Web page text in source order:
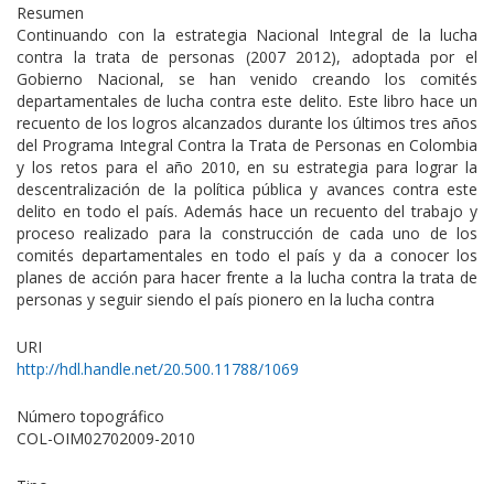
Resumen
Continuando con la estrategia Nacional Integral de la lucha
contra la trata de personas (2007 2012), adoptada por el
Gobierno Nacional, se han venido creando los comités
departamentales de lucha contra este delito. Este libro hace un
recuento de los logros alcanzados durante los últimos tres años
del Programa Integral Contra la Trata de Personas en Colombia
y los retos para el año 2010, en su estrategia para lograr la
descentralización de la política pública y avances contra este
delito en todo el país. Además hace un recuento del trabajo y
proceso realizado para la construcción de cada uno de los
comités departamentales en todo el país y da a conocer los
planes de acción para hacer frente a la lucha contra la trata de
personas y seguir siendo el país pionero en la lucha contra
URI
http://hdl.handle.net/20.500.11788/1069
Número topográfico
COL-OIM02702009-2010